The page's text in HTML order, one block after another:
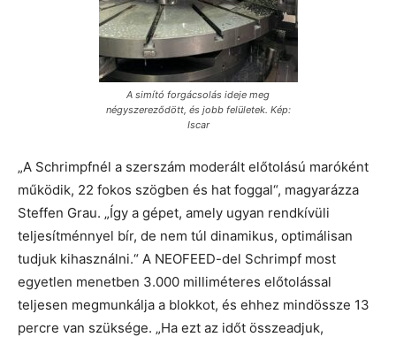
A simító forgácsolás ideje meg
négyszereződött, és jobb felületek. Kép:
Iscar
„A Schrimpfnél a szerszám moderált előtolású maróként
működik, 22 fokos szögben és hat foggal“, magyarázza
Steffen Grau. „Így a gépet, amely ugyan rendkívüli
teljesítménnyel bír, de nem túl dinamikus, optimálisan
tudjuk kihasználni.“ A NEOFEED-del Schrimpf most
egyetlen menetben 3.000 milliméteres előtolással
teljesen megmunkálja a blokkot, és ehhez mindössze 13
percre van szüksége. „Ha ezt az időt összeadjuk,